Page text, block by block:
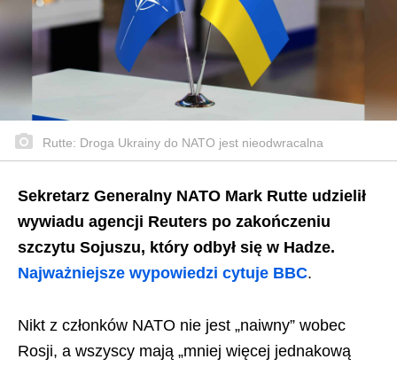
Rutte: Droga Ukrainy do NATO jest nieodwracalna
Sekretarz Generalny NATO Mark Rutte udzielił
wywiadu agencji Reuters po zakończeniu
szczytu Sojuszu, który odbył się w Hadze.
Najważniejsze wypowiedzi cytuje BBC.
Nikt z członków NATO nie jest „naiwny” wobec
Rosji, a wszyscy mają „mniej więcej jednakową